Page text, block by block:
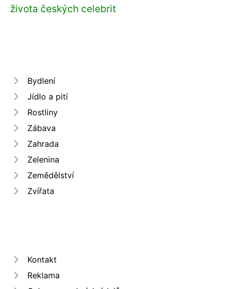
života českých celebrit
Bydlení
Jídlo a pití
Rostliny
Zábava
Zahrada
Zelenina
Zemědělství
Zvířata
Kontakt
Reklama